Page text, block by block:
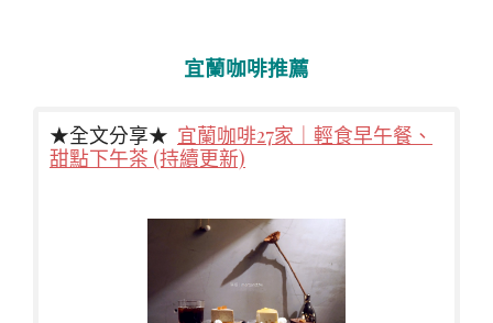
宜蘭咖啡推薦
★全文分享★ 宜蘭咖啡27家｜輕食早午餐、
甜點下午茶 (持續更新)